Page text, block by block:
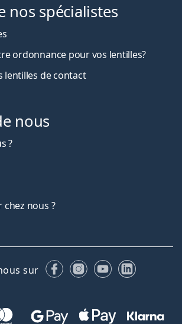
nos spécialistes
ordonnance pour vos lentilles?
lentilles de contact
nous
?
nous ?
sur FacebookInstagram
YouTubeLinkedIn